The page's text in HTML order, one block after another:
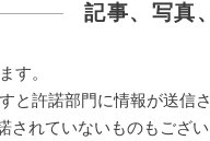
記事、写真
す。
と許諾部門に情報が送信
されていないものもござ